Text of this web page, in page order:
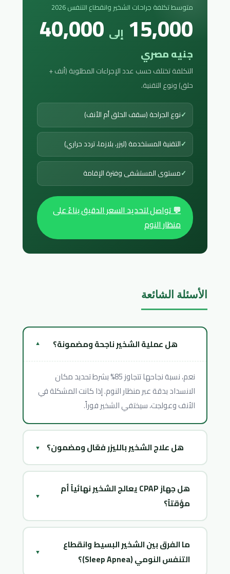
متوسط تكلفة جراحات الشخير وانقطاع التنفس 2026
15,000 إلى
جنيه مصري
التكلفة تختلف حسب عدد الإجراءات المطلوبة (أنف +
حلق) ونوع التقنية.
نوع الجراحة (سقف الحلق أم الأنف)
التقنية المستخدمة (ليزر، بلازما، تردد حراري)
مستوى المستشفى وفترة الإقامة
💬 تواصل لتحديد السعر الدقيق بناءً على
منظار النوم
الأسئلة الشائعة
هل عملية الشخير ناجحة ومضمونة؟ ▼
نعم، نسبة نجاحها تتجاوز 85% بشرط تحديد مكان
الانسداد بدقة عبر منظار النوم. إذا كانت المشكلة في
الأنف وعولجت، سيختفي الشخير فوراً.
هل علاج الشخير بالليزر فعّال ومضمون؟ ▼
جداً في علاج ترهل سقف الحلق واللهاة. ميزتهما:
دقة أعلى، نزيف أقل، وألم بعد العملية أخف. نسبة
نجاحهما تتجاوز 85% إذا كان الانسداد في منطقة
هل جهاز CPAP يعالج الشخير نهائياً أم
مؤقتاً؟
▼
ليلة، لكنه لا يُزيل السبب التشريحي. هو الخيار "الذهبي"
الدولي لانقطاع التنفس الشديد، وخاصةً لمن لا يرغب
ما الفرق بين الشخير البسيط وانقطاع
التنفس النومي (Sleep Apnea)؟
▼